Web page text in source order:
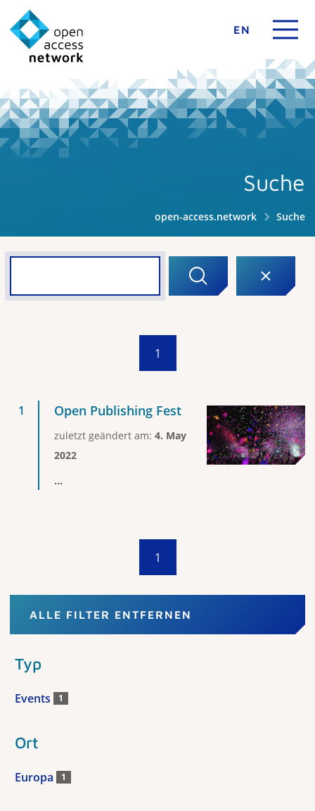
EN
Suche
open-access.network Suche
1
Open Publishing Fest
zuletzt geändert am: 4. May
2022
...
1
ALLE FILTER ENTFERNEN
Typ
Events 1
Ort
Europa 1